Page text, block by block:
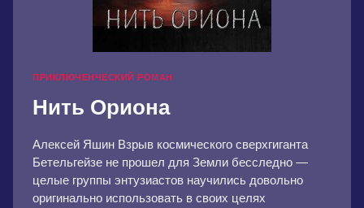
ПРИКЛЮЧЕНЧЕСКИЙ РОМАН
Нить Ориона
Алексей Яшин Взрыв космического сверхгиганта
Бетельгейзе не прошел для Земли бесследно —
целые группы энтузиастов научились довольно
оригинально использовать в своих целях